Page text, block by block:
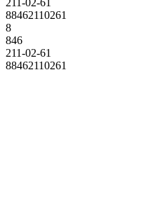
88462110261
8
846
211-02-61
88462110261